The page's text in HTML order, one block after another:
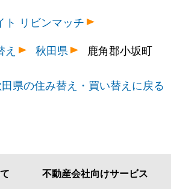
ト リビンマッチ
秋田県 鹿角郡小坂町
県の住み替え・買い替えに戻る
不動産会社向けサービス